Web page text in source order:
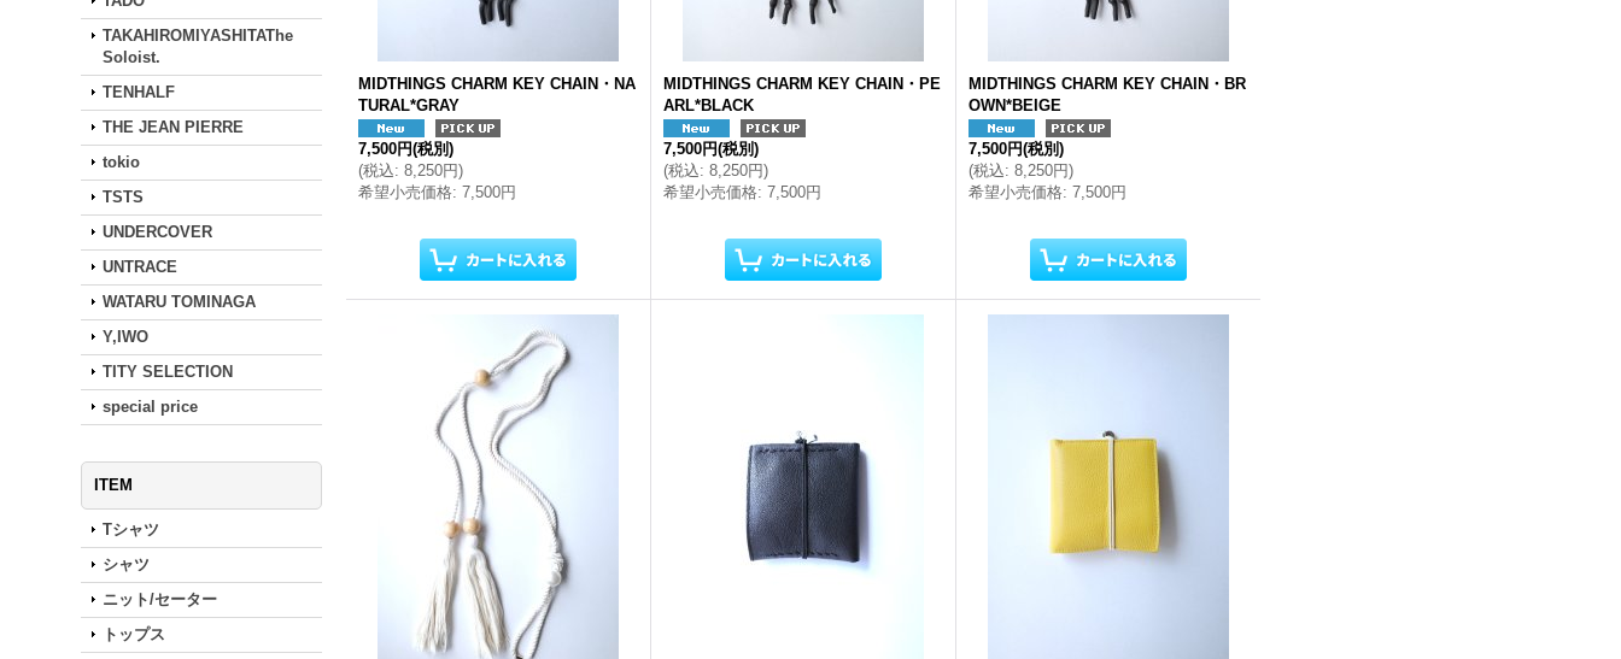
TAKAHIROMIYASHITAThe
Soloist.
TENHALF
THE JEAN PIERRE
tokio
TSTS
UNDERCOVER
UNTRACE
WATARU TOMINAGA
Y,IWO
TITY SELECTION
special price
ITEM
Tシャツ
シャツ
ニット/セーター
トップス
MIDTHINGS CHARM KEY CHAIN・NA
TURAL*GRAY
7,500円(税別)
(税込: 8,250円)
希望小売価格: 7,500円
MIDTHINGS CHARM KEY CHAIN・PE
ARL*BLACK
7,500円(税別)
(税込: 8,250円)
希望小売価格: 7,500円
MIDTHINGS CHARM KEY CHAIN・BR
OWN*BEIGE
7,500円(税別)
(税込: 8,250円)
希望小売価格: 7,500円